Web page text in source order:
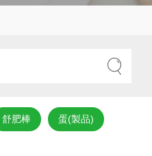
舒肥棒 蛋(製品)